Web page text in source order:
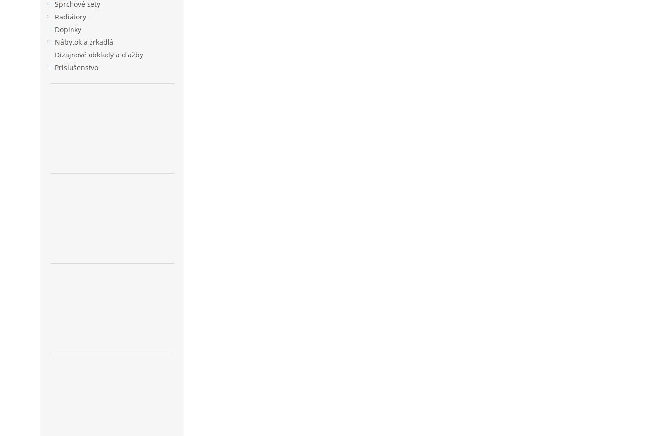
Sprchové sety
Radiátory
Doplnky
Nábytok a zrkadlá
Dizajnové obklady a dlažby
Príslušenstvo